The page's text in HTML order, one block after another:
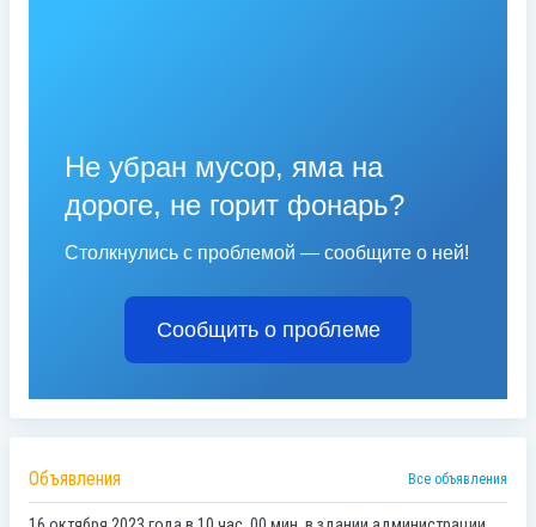
Не убран мусор, яма на
дороге, не горит фонарь?
Столкнулись с проблемой — сообщите о ней!
Сообщить о проблеме
Объявления Все объявления